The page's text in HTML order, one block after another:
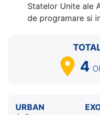
Statelor Unite ale
de programare si
4
URBAN